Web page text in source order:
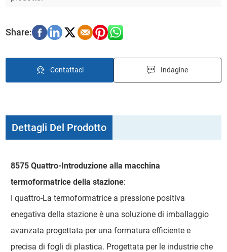
Contattaci Indagine
Dettagli Del Prodotto
8575 Quattro-Introduzione alla macchina
termoformatrice della stazione:
I quattro-La termoformatrice a pressione positiva
enegativa della stazione è una soluzione di imballaggio
avanzata progettata per una formatura efficiente e
precisa di fogli di plastica. Progettata per le industrie che